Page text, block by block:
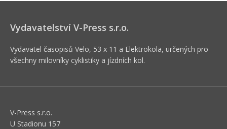
Vydavatelství V-Press s.r.o.
Vydavatel časopisů Velo, 53 x 11 a Elektrokola, určených pro
všechny milovníky cyklistiky a jízdních kol.
V-Press s.r.o.
U Stadionu 157